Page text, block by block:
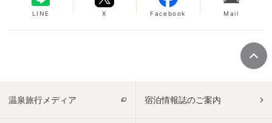
LINE X Facebook Mail
温泉旅行メディア 宿泊情報誌のご案内